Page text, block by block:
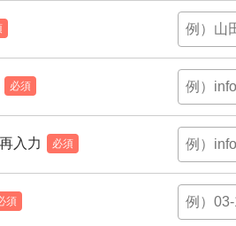
必須
入力 必須
須